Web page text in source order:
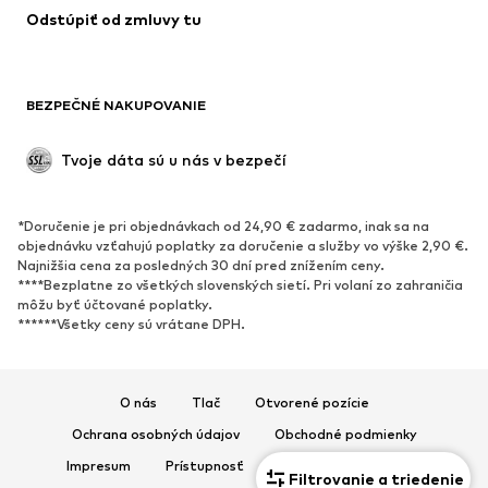
Filtrovanie a triedenie
Upcyklácia
Nové
Kanady & čižmy
Poltopánky
ŠPORT
Športové oblečenie
Športová obuv
Šiltovky & čiapky
Odstúpiť od zmluvy tu
BEZPEČNÉ NAKUPOVANIE
Tvoje dáta sú u nás v bezpečí
*Doručenie je pri objednávkach od 24,90 € zadarmo, inak sa na
objednávku vzťahujú poplatky za doručenie a služby vo výške 2,90 €.
Najnižšia cena za posledných 30 dní pred znížením ceny.
****Bezplatne zo všetkých slovenských sietí. Pri volaní zo zahraničia
môžu byť účtované poplatky.
******Všetky ceny sú vrátane DPH.
O nás Tlač
Otvorené pozície
Ochrana osobných údajov
Obchodné podmienky
Impresum
Prístupnosť